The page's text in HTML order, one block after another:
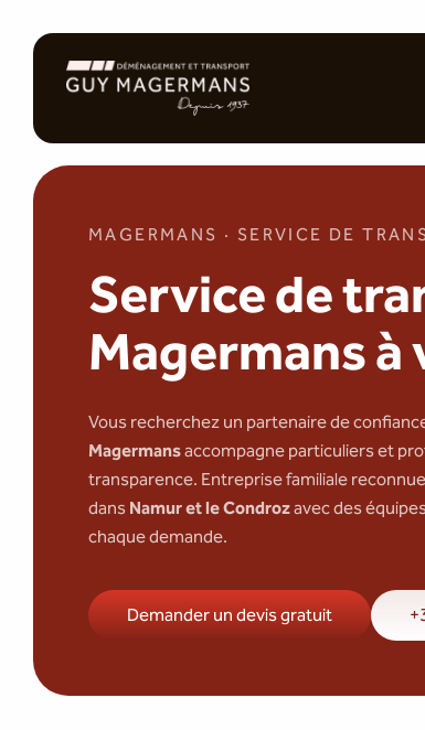
MAGERMANS · SERVICE DE
Service de
Magermans à
Vous recherchez un partenaire de
Magermansaccompagne particuliers et
transparence. Entreprise familiale
dans Namur et le Condrozavec des
chaque demande.
Demander un devis gratuit